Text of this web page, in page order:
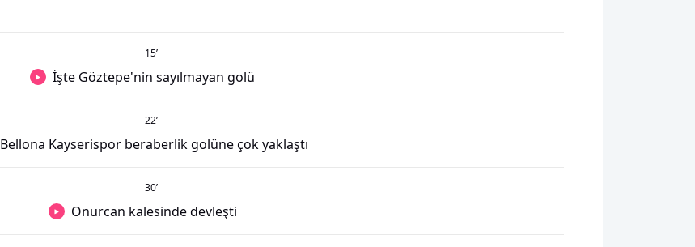
15’
İşte Göztepe'nin sayılmayan golü
22’
Bellona Kayserispor beraberlik golüne çok yaklaştı
30’
Onurcan kalesinde devleşti